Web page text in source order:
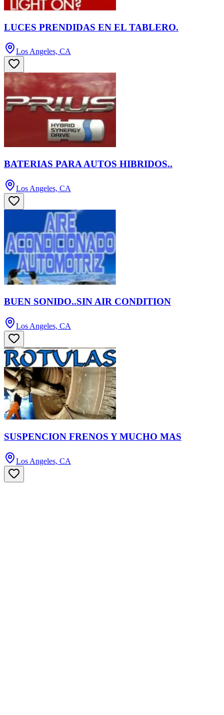
LUCES PRENDIDAS EN EL TABLERO.
Los Angeles, CA
BATERIAS PARA AUTOS HIBRIDOS..
Los Angeles, CA
BUEN SONIDO..SIN AIR CONDITION
Los Angeles, CA
SUSPENCION FRENOS Y MUCHO MAS
Los Angeles, CA